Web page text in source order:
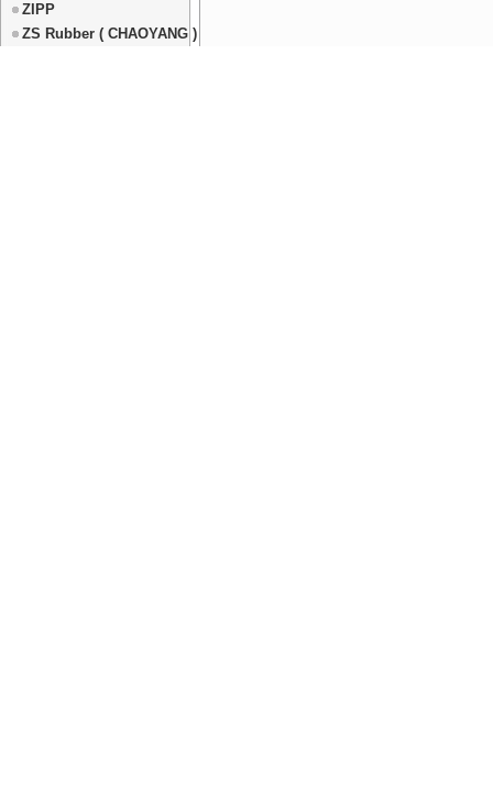
ZIPP
ZS Rubber ( CHAOYANG )